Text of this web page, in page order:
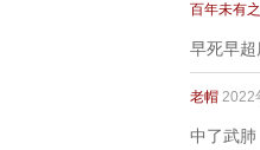
百年未有
早死早超
老帽 2022
中了武肺